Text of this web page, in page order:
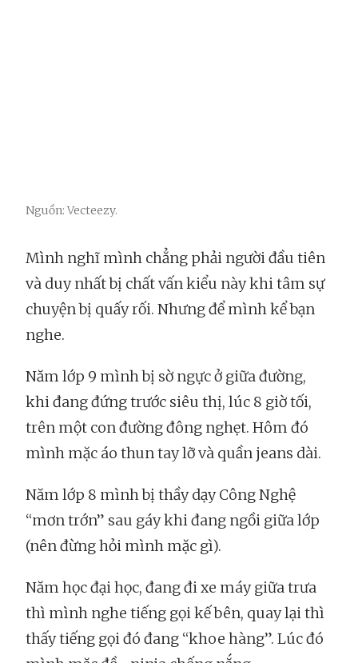
Nguồn: Vecteezy.
Mình nghĩ mình chẳng phải người đầu tiên
và duy nhất bị chất vấn kiểu này khi tâm sự
chuyện bị quấy rối. Nhưng để mình kể bạn
nghe.
Năm lớp 9 mình bị sờ ngực ở giữa đường,
khi đang đứng trước siêu thị, lúc 8 giờ tối,
trên một con đường đông nghẹt. Hôm đó
mình mặc áo thun tay lỡ và quần jeans dài.
Năm lớp 8 mình bị thầy dạy Công Nghệ
“mơn trớn” sau gáy khi đang ngồi giữa lớp
(nên đừng hỏi mình mặc gì).
Năm học đại học, đang đi xe máy giữa trưa
thì mình nghe tiếng gọi kế bên, quay lại thì
thấy tiếng gọi đó đang “khoe hàng”. Lúc đó